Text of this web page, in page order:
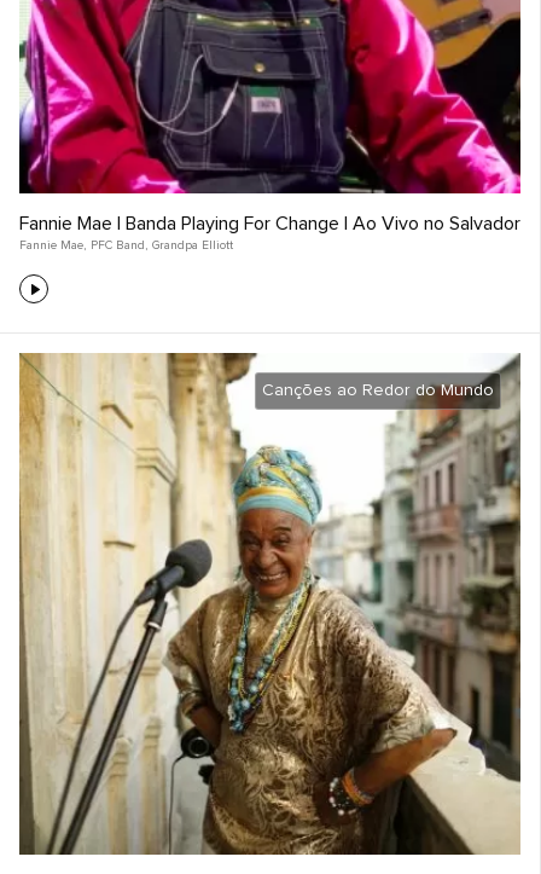
Fannie Mae | Banda Playing For Change | Ao Vivo no Salvador
Fannie Mae, PFC Band , Grandpa Elliott
Canções ao Redor do Mundo